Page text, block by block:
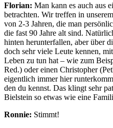
Florian: Man kann es auch aus
betrachten. Wir treffen in
von 2-3 Jahren, die man
die fast 90 Jahre alt sind.
hinten herunterfallen, aber über
doch sehr viele Leute kennen,
Leben zu tun hat – wie zum
Red.) oder einen Christopher
eigentlich immer hier
den du kennst. Das klingt sehr
Bielstein so etwas wie eine
Ronnie: Stimmt!